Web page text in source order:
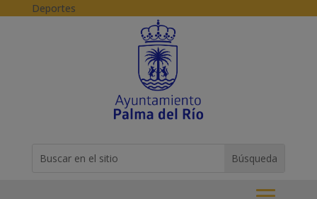
Skip to content
Deportes
for...